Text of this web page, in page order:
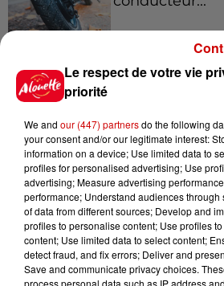
Aide carburant
Jeux
Gagnez vos
festival Marché
à Coulon !
Le respect de votre vie
priorité
We and our (447) partnersdo the following
your consent and/or our legitimate interest:
information on a device; Use limited data to
profiles for personalised advertising; Use
advertising; Measure advertising
performance; Understand audiences through
of data from different sources; Develop and
profiles to personalise content; Use profiles
content; Use limited data to select content;
detect fraud, and fix errors; Deliver and
Save and communicate privacy choices.
process personal data such as IP address